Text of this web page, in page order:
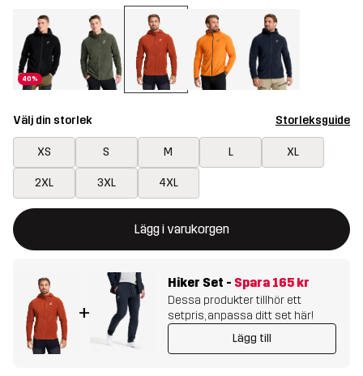
40%
Välj din storlek Storleksguide
XS S M L XL
2XL 3XL 4XL
Lägg i varukorgen
Denna knapp kommer att öppna en modal som bekräftar en ny
{{size}} inte tillgänglig
+
Hiker Set - Spara 165 kr
Dessa produkter tillhör ett
setpris, anpassa ditt set här!
Lägg till